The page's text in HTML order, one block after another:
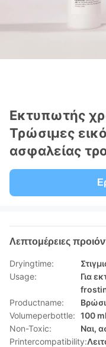
Εκτυπωτής
Τρώσιμες
ασφαλείας
Λεπτομέρειες
Dryingtime:
Usage:
Για
Productname:
Volumeperbottle: 100
Non-Toxic:
Ναι,
Printercompatibility: